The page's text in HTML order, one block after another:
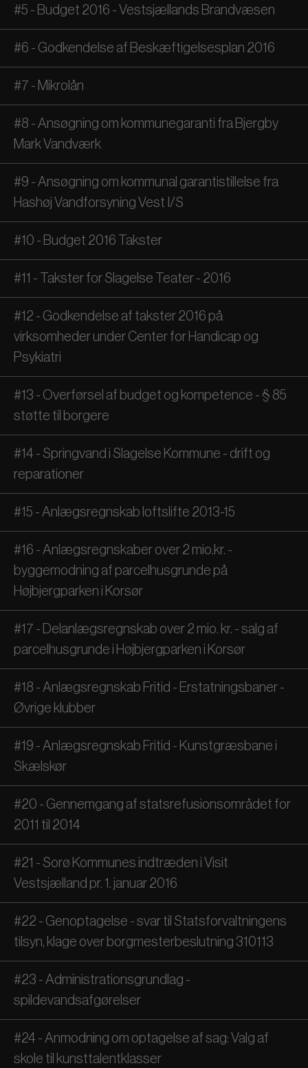
#5 - Budget 2016 - Vestsjællands Brandvæsen
#6 - Godkendelse af Beskæftigelsesplan 2016
#7 - Mikrolån
#8 - Ansøgning om kommunegaranti fra Bjergby
Mark Vandværk
#9 - Ansøgning om kommunal garantistillelse fra
Hashøj Vandforsyning Vest I/S
#10 - Budget 2016 Takster
#11 - Takster for Slagelse Teater - 2016
#12 - Godkendelse af takster 2016 på
virksomheder under Center for Handicap og
Psykiatri
#13 - Overførsel af budget og kompetence - § 85
støtte til borgere
#14 - Springvand i Slagelse Kommune - drift og
reparationer
#15 - Anlægsregnskab loftslifte 2013-15
#16 - Anlægsregnskaber over 2 mio.kr. -
byggemodning af parcelhusgrunde på
Højbjergparken i Korsør
#17 - Delanlægsregnskab over 2 mio. kr. - salg af
parcelhusgrunde i Højbjergparken i Korsør
#18 - Anlægsregnskab Fritid - Erstatningsbaner -
Øvrige klubber
#19 - Anlægsregnskab Fritid - Kunstgræsbane i
Skælskør
#20 - Gennemgang af statsrefusionsområdet for
2011 til 2014
#21 - Sorø Kommunes indtræden i Visit
Vestsjælland pr. 1. januar 2016
#22 - Genoptagelse - svar til Statsforvaltningens
tilsyn, klage over borgmesterbeslutning 310113
#23 - Administrationsgrundlag -
spildevandsafgørelser
#24 - Anmodning om optagelse af sag: Valg af
skole til kunsttalentklasser